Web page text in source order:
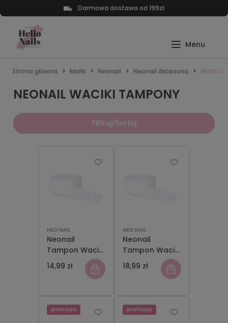
Darmowa dostawa od 199zł
Strona główna Marki Neonail Neonail Akcesoria
NEONAIL WACIKI TAMPONY
Filtruj/Sortuj
NEO NAIL
Neonail
Tampon Waciki
z Waty
Celulozowej
14,99 zł
NEO NAIL
Neonail
Tampon Waciki
z Waty
Celulozowej
18,99 zł
promocja promocja